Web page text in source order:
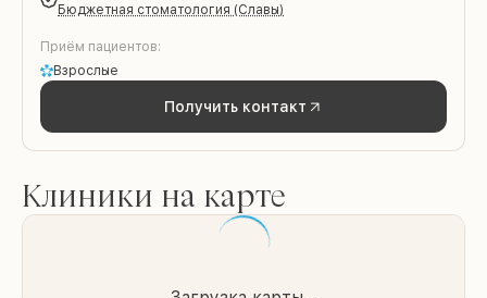
Бюджетная стоматология (Славы)
Приём пациентов:
Взрослые
Получить контакт
Клиники на карте